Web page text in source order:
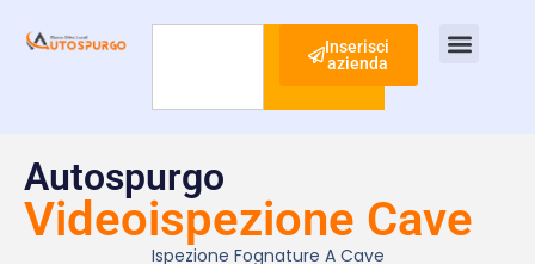
Cerca
Inserisci
azienda
Autospurgo
Videoispezione Cave
Ispezione Fognature A Cave